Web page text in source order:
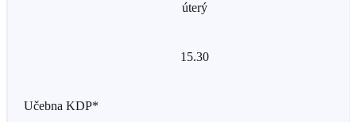
úterý
15.30
Učebna KDP*